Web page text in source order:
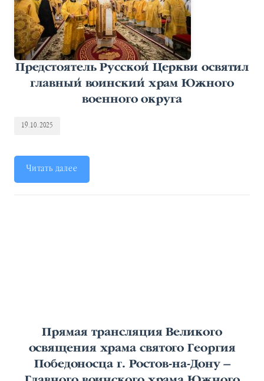
Предстоятель Русской Церкви освятил
главный воинский храм Южного
военного округа
19.10.2025
Читать далее
Прямая трансляция Великого
освящения храма святого Георгия
Победоносца г. Ростов-на-Дону –